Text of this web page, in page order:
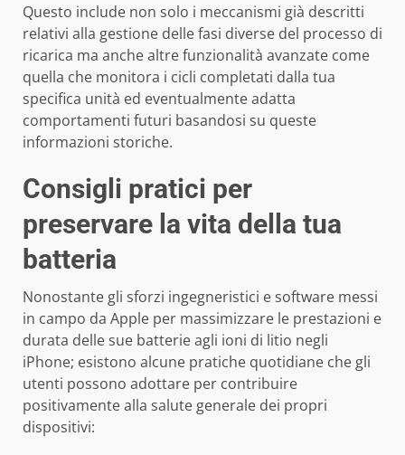
Questo include non solo i meccanismi già descritti
relativi alla gestione delle fasi diverse del processo di
ricarica ma anche altre funzionalità avanzate come
quella che monitora i cicli completati dalla tua
specifica unità ed eventualmente adatta
comportamenti futuri basandosi su queste
informazioni storiche.
Consigli pratici per
preservare la vita della tua
batteria
Nonostante gli sforzi ingegneristici e software messi
in campo da Apple per massimizzare le prestazioni e
durata delle sue batterie agli ioni di litio negli
iPhone; esistono alcune pratiche quotidiane che gli
utenti possono adottare per contribuire
positivamente alla salute generale dei propri
dispositivi: